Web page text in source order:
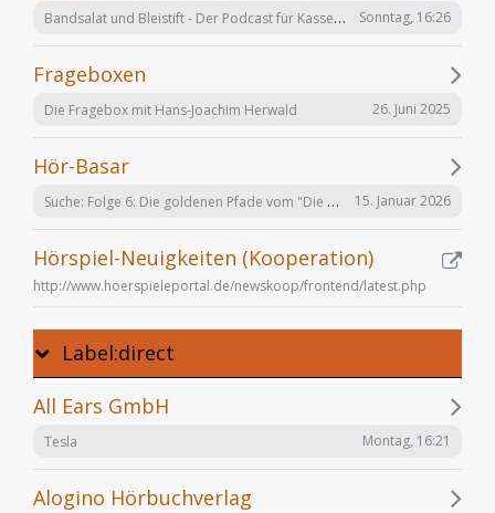
Bandsalat und Bleistift - Der Podcast für Kassetten-Kinder Sonntag, 16:26
Frageboxen
Die Fragebox mit Hans-Joachim Herwald 26. Juni 2025
Hör-Basar
Suche: Folge 6: Die goldenen Pfade vom "Die Elfen" Hörspiel von Bernhard Hennen 15. Januar 2026
Hörspiel-Neuigkeiten (Kooperation)
http://www.hoerspieleportal.de/newskoop/frontend/latest.php
Label:direct
All Ears GmbH
Tesla Montag, 16:21
Alogino Hörbuchverlag